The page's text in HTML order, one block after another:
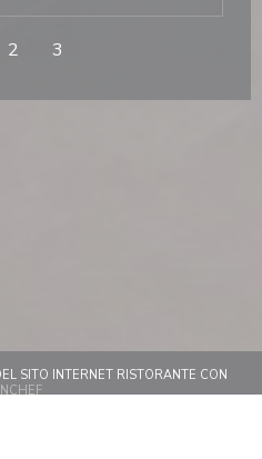
2 3
SITO INTERNET RISTORANTE CON
((APRE UNA NUOVA FINESTRA))